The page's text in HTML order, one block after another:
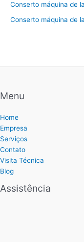
Conserto máquina de
Conserto máquina de
Menu
Home
Empresa
Serviços
Contato
Visita Técnica
Blog
Assistência